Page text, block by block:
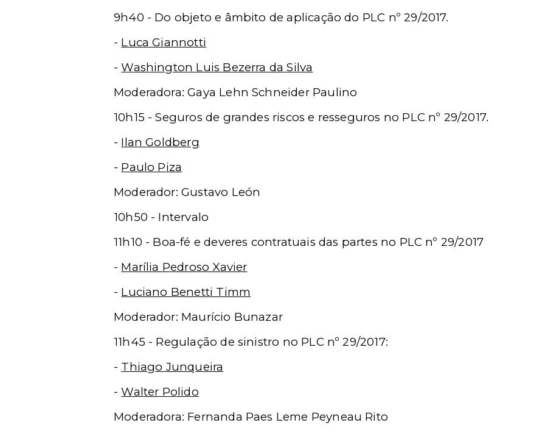
9h40 - Do objeto e âmbito de aplicação do PLC nº 29/2017.
- Luca Giannotti
-Washington Luis Bezerra da Silva
Moderadora: Gaya Lehn Schneider Paulino
10h15 - Seguros de grandes riscos e resseguros no PLC nº 29/2017.
- Ilan Goldberg
- Paulo Piza
Moderador: Gustavo León
10h50 - Intervalo
11h10 - Boa-fé e deveres contratuais das partes no PLC nº 29/2017
- Marília Pedroso Xavier
- Luciano Benetti Timm
Moderador: Maurício Bunazar
11h45 - Regulação de sinistro no PLC nº 29/2017:
- Thiago Junqueira
-Walter Polido
Moderadora: Fernanda Paes Leme Peyneau Rito